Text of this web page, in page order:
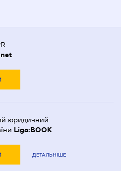
юридичний
Liga:BOOK
ДЕТАЛЬНІШЕ